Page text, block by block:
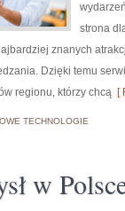
strona
znanych
Dzięki temu
regionu, którzy chcą [
TECHNOLOGIE
w